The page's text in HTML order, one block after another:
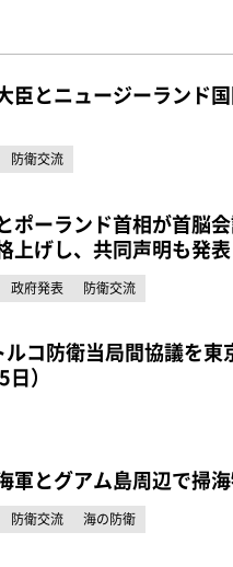
臣とニュージーランド
防衛交流
ポーランド首相が首脳
上げし、共同声明も発表
政府発表 防衛交流
コ防衛当局間協議を
）
軍とグアム島周辺で掃
防衛交流 海の防衛